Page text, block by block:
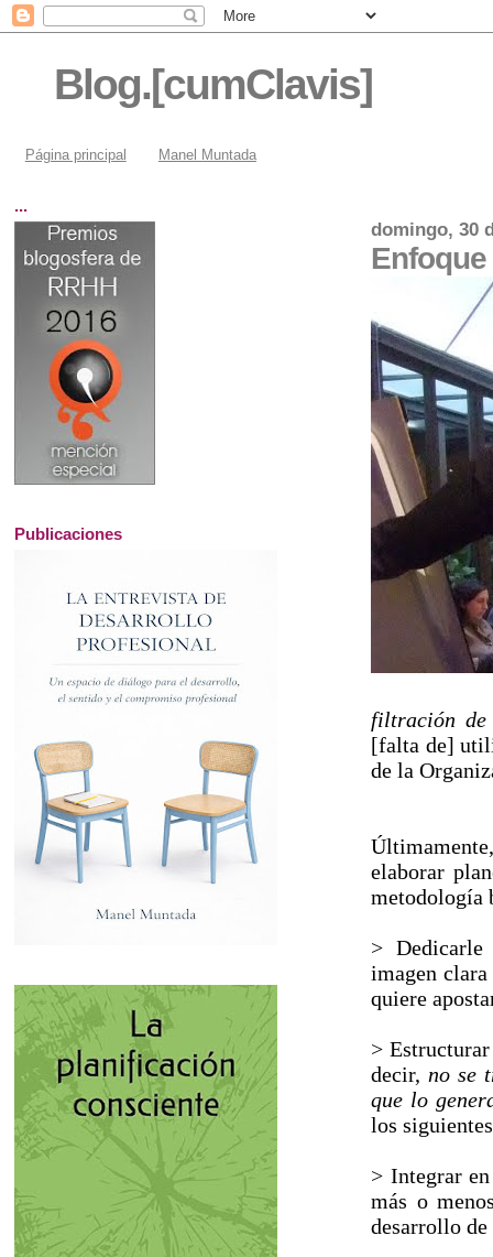
Blog.[cumClavis]
Página principal Manel Muntada
domingo, 30
filtración de
[falta de]
de la
elaborar
metodología
>
imagen
quiere
>
decir, no se
que lo
los
> Integrar
más o
desarrollo de
...
Publicaciones